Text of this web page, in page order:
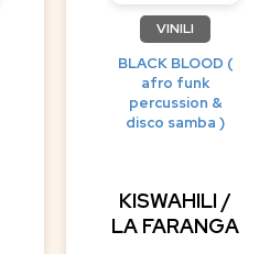
VINILI
BLACK BLOOD (
afro funk
percussion &
disco samba )
KISWAHILI /
LA FARANGA